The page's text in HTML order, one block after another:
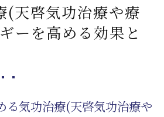
(天啓気功治療や療
ーを高める効果と
る気功治療(天啓気功治療や